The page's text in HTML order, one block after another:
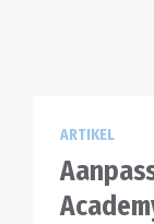
ARTIKEL